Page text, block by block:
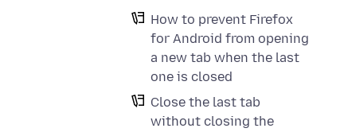
How to prevent Firefox
for Android from opening
a new tab when the last
one is closed
Close the last tab
without closing the